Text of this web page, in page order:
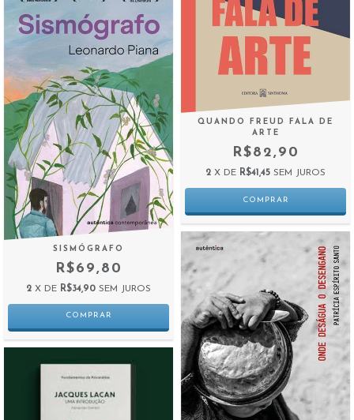
SISMÓGRAFO
R$69,80
2 X DE R$34,90 SEM JUROS
QUANDO FREUD FALA DE
ARTE
R$82,90
2 X DE R$41,45 SEM JUROS